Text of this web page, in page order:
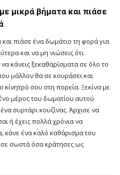
μικρά βήματα και πιάσε
πιάσε ένα δωμάτιο τη φορά για
και να μη νιώσεις ότι
κάνεις ξεκαθαρίσματα σε όλο το
μάλλον θα σε κουράσει και
κίνητρό σου στη πορεία. Ξεκίνα με
μέρος του δωματίου αυτού
συρτάρι κουζίνας. Άρχισε να
ή έχεις πολλά χρόνια να
κάνε ένα καλό καθάρισμα του
σωστά όσα κράτησες ως